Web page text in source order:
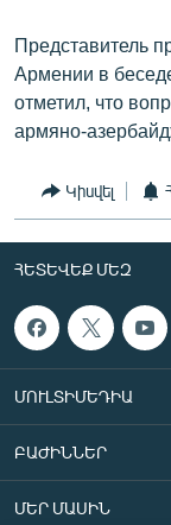
Представитель
Армении в
отметил, что
армяно-
Կիսվել
ՀԵՏԵՎԵՔ ՄԵԶ
ՄՈՒԼՏԻՄԵԴԻԱ
ԲԱԺԻՆՆԵՐ
ՄԵՐ ՄԱՍԻՆ